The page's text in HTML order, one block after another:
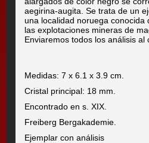
aegirina-augita. Se trata de un
una localidad noruega conocida
las explotaciones mineras de
Enviaremos todos los análisis al
Medidas: 7 x 6.1 x 3.9 cm.
Cristal principal: 18 mm.
Encontrado en s. XIX.
Freiberg Bergakademie.
Ejemplar con análisis